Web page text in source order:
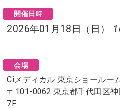
開催日時
2026年01月18日（日）
会場
Ciメディカル 東京ショールー
〒101-0062 東京都千代田区
7F